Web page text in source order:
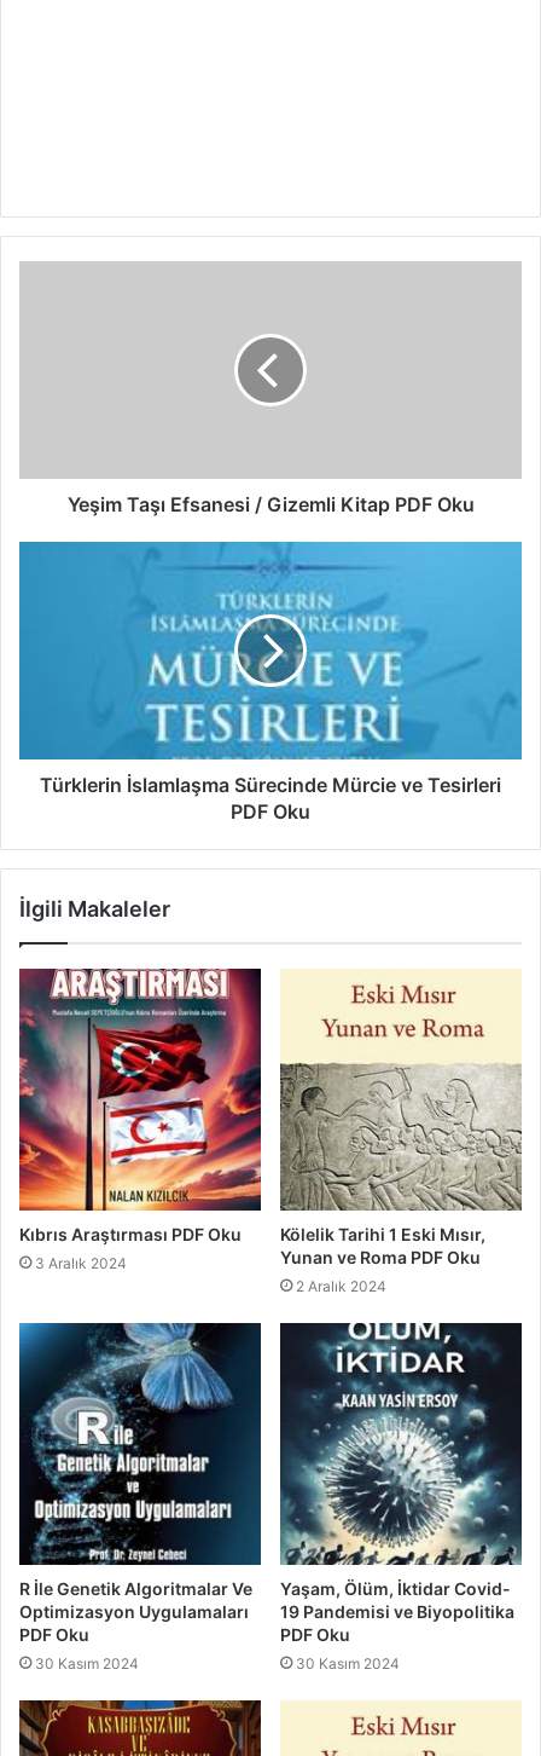
Yeşim Taşı Efsanesi / Gizemli Kitap PDF Oku
Türklerin İslamlaşma Sürecinde Mürcie ve Tesirleri
PDF Oku
İlgili Makaleler
Kıbrıs Araştırması PDF Oku
3 Aralık 2024
Kölelik Tarihi 1 Eski Mısır,
Yunan ve Roma PDF Oku
2 Aralık 2024
R İle Genetik Algoritmalar Ve
Optimizasyon Uygulamaları
PDF Oku
30 Kasım 2024
Yaşam, Ölüm, İktidar Covid-
19 Pandemisi ve Biyopolitika
PDF Oku
30 Kasım 2024